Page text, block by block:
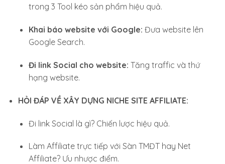
trong 3 Tool kéo sản phẩm hiệu quả.
Khai báo website với Google: Đưa website lên
Google Search.
Đi link Social cho website: Tăng traffic và thứ
hạng website.
HỎI ĐÁP VỀ XÂY DỰNG NICHE SITE AFFILIATE:
Đi link Social là gì? Chiến lược hiệu quả.
Làm Affiliate trực tiếp với Sàn TMĐT hay Net
Affiliate? Ưu nhược điểm.